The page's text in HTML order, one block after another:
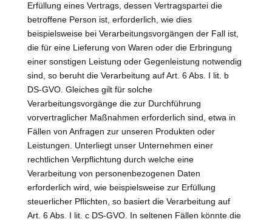
Erfüllung eines Vertrags, dessen Vertragspartei die
betroffene Person ist, erforderlich, wie dies
beispielsweise bei Verarbeitungsvorgängen der Fall ist,
die für eine Lieferung von Waren oder die Erbringung
einer sonstigen Leistung oder Gegenleistung notwendig
sind, so beruht die Verarbeitung auf Art. 6 Abs. I lit. b
DS-GVO. Gleiches gilt für solche
Verarbeitungsvorgänge die zur Durchführung
vorvertraglicher Maßnahmen erforderlich sind, etwa in
Fällen von Anfragen zur unseren Produkten oder
Leistungen. Unterliegt unser Unternehmen einer
rechtlichen Verpflichtung durch welche eine
Verarbeitung von personenbezogenen Daten
erforderlich wird, wie beispielsweise zur Erfüllung
steuerlicher Pflichten, so basiert die Verarbeitung auf
Art. 6 Abs. I lit. c DS-GVO. In seltenen Fällen könnte die